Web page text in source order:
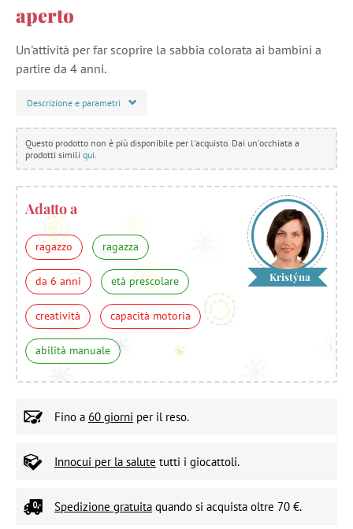
aperto
Un'attività per far scoprire la sabbia colorata ai bambini a
partire da 4 anni.
Descrizione e parametri
Questo prodotto non è più disponibile per l'acquisto. Dai un'occhiata a
prodotti simili qui
Adatto a
ragazzo ragazza
da 6 anni età prescolare
creatività capacità motoria
abilità manuale
Kristýna
Fino a 60 giorni per il reso.
Innocui per la salute tutti i giocattoli.
Spedizione gratuita quando si acquista oltre 70 €.